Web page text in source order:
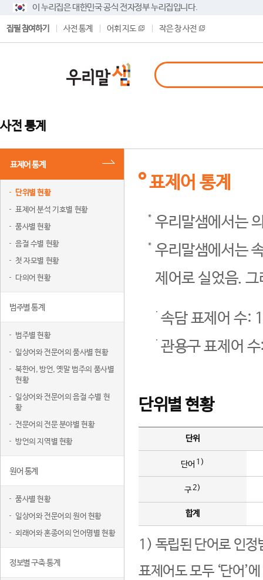
이 누리집은 대한민국 공식 전자정부 누리집입니다.
집필 참여하기 사전 통계 어휘 지도 작은 창 사전
사전 통계
표제어 통계
단위별 현황
표제어 분석 기호별 현황
품사별 현황
음절 수별 현황
첫 자모별 현황
다의어 현황
범주별 통계
범주별 현황
일상어와 전문어의 품사별 현황
북한어, 방언, 옛말 범주의 품사별
현황
일상어와 전문어의 음절 수별 현
황
전문어의 전문 분야별 현황
방언의 지역별 현황
원어 통계
품사별 현황
일상어와 전문어의 원어 현황
외래어와 혼종어의 언어명별 현황
정보별 구축 통계
표제어 통계
우리말샘에서는
우리말샘에서는
제어로 실었음.
속담 표제어 수:
관용구 표제어
단위별 현황
단위
단어 1)
구2)
합계
1) 독립된 단어로 인정
표제어도 모두 ‘단어’